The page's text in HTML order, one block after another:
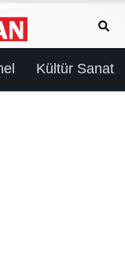
Kültür Sanat